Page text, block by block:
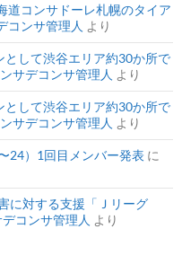
道コンサドーレ札幌のタイア
コンサ管理人 より
して渋谷エリア約30か所で
サデコンサ管理人 より
して渋谷エリア約30か所で
サデコンサ管理人 より
24）1回目メンバー発表 に
に対する支援「Ｊリーグ
デコンサ管理人 より